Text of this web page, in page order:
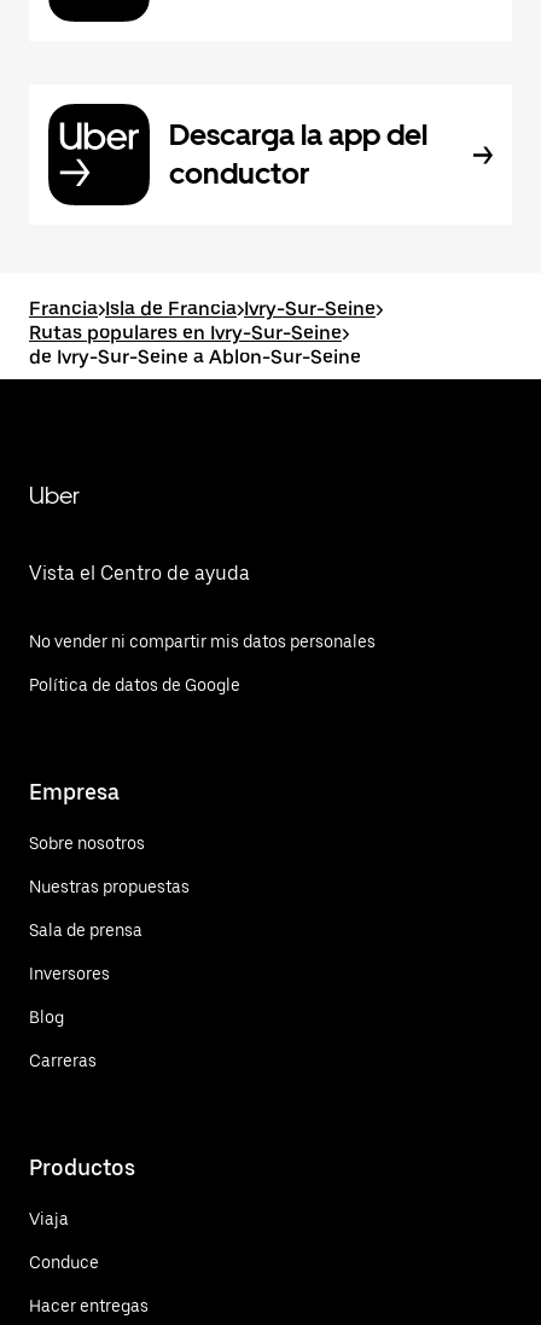
Descarga la app del
conductor
Francia>Isla de Francia>Ivry-Sur-Seine>
Rutas populares en Ivry-Sur-Seine>
de Ivry-Sur-Seine a Ablon-Sur-Seine
Uber
Vista el Centro de ayuda
No vender ni compartir mis datos personales
Política de datos de Google
Empresa
Sobre nosotros
Nuestras propuestas
Sala de prensa
Inversores
Blog
Carreras
Productos
Viaja
Conduce
Hacer entregas